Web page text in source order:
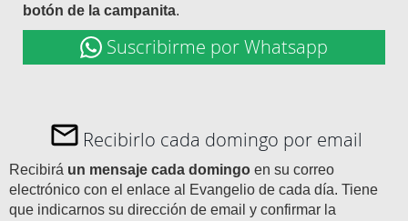
botón de la campanita.
Suscribirme por Whatsapp
Recibirlo cada domingo por email
Recibirá un mensaje cada domingo en su correo
electrónico con el enlace al Evangelio de cada día. Tiene
que indicarnos su dirección de email y confirmar la